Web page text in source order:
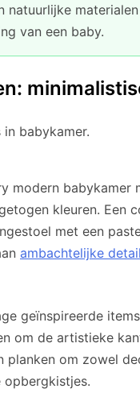
natuurlijke
van een baby.
modern
kleuren.
met een
ambachtelijke
geïnspireerde
om de artistieke
planken om zowel
opbergkistjes.